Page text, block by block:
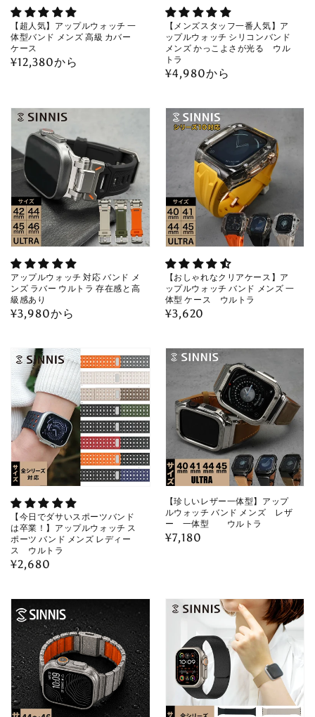
【超人気】アップルウォッチ 一
体型バンド メンズ 高級 カバー
ケース
通
格
¥12,380から
【メンズスタッフ一番人気】ア
ップルウォッチ シリコンバンド
メンズ かっこよさが光る ウル
トラ
通
価
格
¥4,980から
アップルウォッチ 対応 バンド メ
ンズ ラバー ウルトラ 存在感と高
級感あり
通
価
格
¥3,980から
【おしゃれなクリアケース】ア
ップルウォッチ バンド メンズ 一
体型 ケース ウルトラ
通
価
格
¥3,620
【今日でダサいスポーツバンド
は卒業！】アップルウォッチ ス
ポーツ バンド メンズ レディー
ス ウルトラ
通
価
格
¥2,680
【珍しいレザー一体型】アップ
ルウォッチ バンド メンズ レザ
ー 一体型 ウルトラ
通
¥7,180